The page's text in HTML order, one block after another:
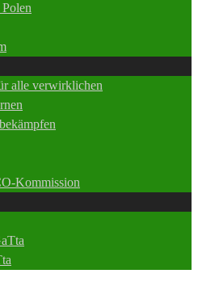
alle verwirklichen
Kommission